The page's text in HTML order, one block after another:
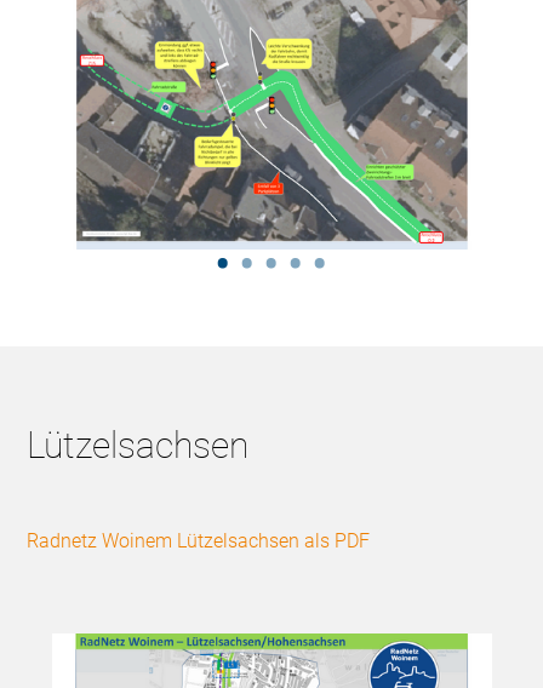
Lützelsachsen
Radnetz Woinem Lützelsachsen als PDF